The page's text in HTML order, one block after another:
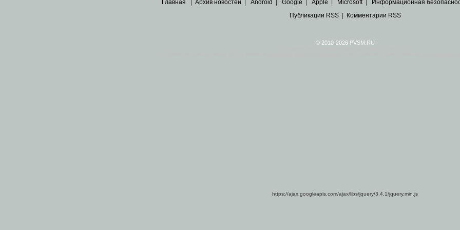
Главная Архив новостей Android Google Apple Microsoft| Информационная
Публикации RSS| Комментарии RSS
© 2010-2026 PVSM.RU
https://ajax.googleapis.com/ajax/libs/jquery/3.4.1/jquery.min.js